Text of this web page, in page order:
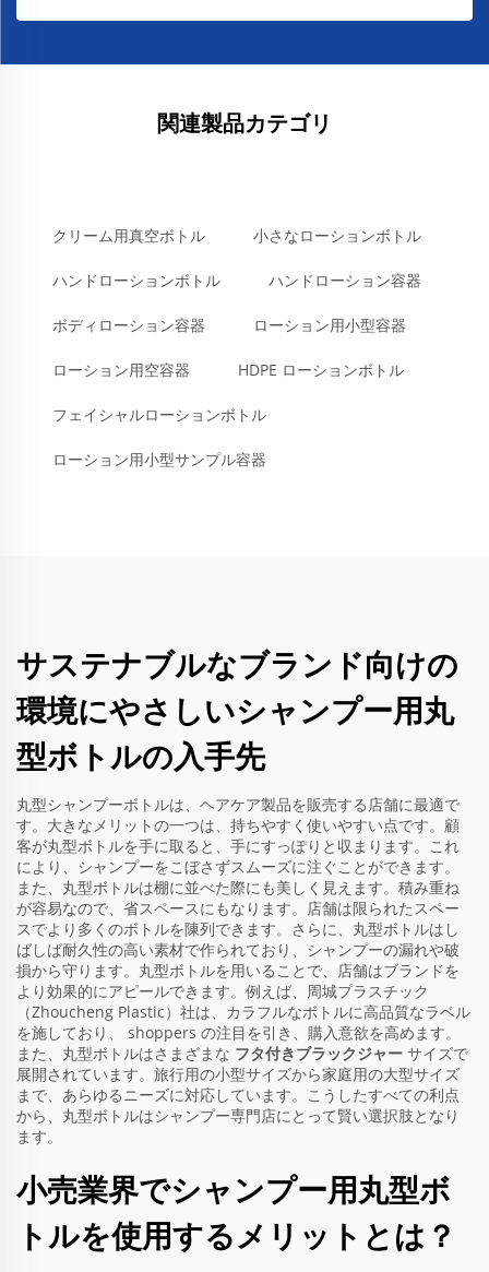
関連製品カテゴリ
クリーム用真空ボトル 小さなローションボトル
ハンドローションボトル ハンドローション容器
ボディローション容器 ローション用小型容器
ローション用空容器 HDPE ローションボトル
フェイシャルローションボトル
ローション用小型サンプル容器
サステナブルなブランド向けの
環境にやさしいシャンプー用丸
型ボトルの入手先
丸型シャンプーボトルは、ヘアケア製品を販売する店舗に最適で
す。大きなメリットの一つは、持ちやすく使いやすい点です。顧
客が丸型ボトルを手に取ると、手にすっぽりと収まります。これ
により、シャンプーをこぼさずスムーズに注ぐことができます。
また、丸型ボトルは棚に並べた際にも美しく見えます。積み重ね
が容易なので、省スペースにもなります。店舗は限られたスペー
スでより多くのボトルを陳列できます。さらに、丸型ボトルはし
ばしば耐久性の高い素材で作られており、シャンプーの漏れや破
損から守ります。丸型ボトルを用いることで、店舗はブランドを
より効果的にアピールできます。例えば、周城プラスチック
（Zhoucheng Plastic）社は、カラフルなボトルに高品質なラベル
を施しており、 shoppers の注目を引き、購入意欲を高めます。
また、丸型ボトルはさまざまな フタ付きブラックジャー サイズで
展開されています。旅行用の小型サイズから家庭用の大型サイズ
まで、あらゆるニーズに対応しています。こうしたすべての利点
から、丸型ボトルはシャンプー専門店にとって賢い選択肢となり
ます。
小売業界でシャンプー用丸型ボ
トルを使用するメリットとは？